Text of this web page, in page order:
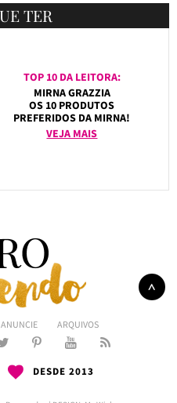
TER
TOP 10 DA LEITORA:
MIRNA GRAZZIA
OS 10 PRODUTOS
PREFERIDOS DA MIRNA!
VEJA MAIS
ANUNCIE ARQUIVOS
DESDE 2013